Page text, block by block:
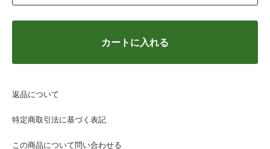
カートに入れる
返品について
特定商取引法に基づく表記
この商品について問い合わせる